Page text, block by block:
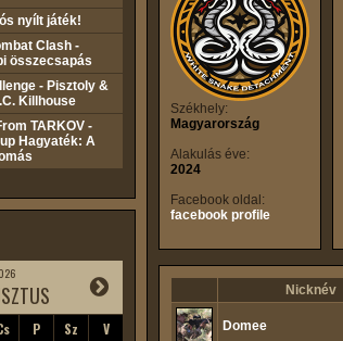
nyílt játék!
Clash -
összecsapás
- Pisztoly &
Killhouse
TARKOV -
Hagyaték: A
P Sz V
Székhely:
Magyarország
Alakulás éve:
2024
Facebook oldal:
facebook profile
Nicknév
Domee